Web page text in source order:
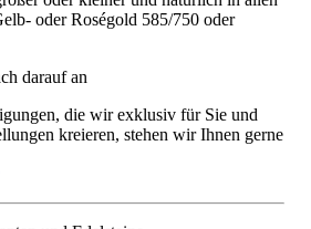
oder Roségold 585/750 oder
darauf an
die wir exklusiv für Sie und
kreieren, stehen wir Ihnen gerne